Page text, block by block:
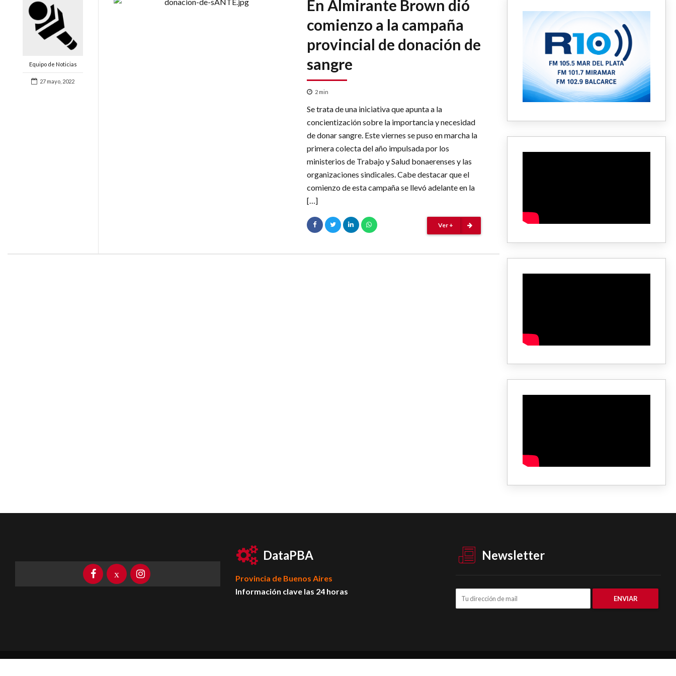
Equipo de Noticias
27 mayo, 2022
En Almirante Brown dió
comienzo a la campaña
provincial de donación de
sangre
2 min
Se trata de una iniciativa que apunta a la
concientización sobre la importancia y necesidad
de donar sangre. Este viernes se puso en marcha la
primera colecta del año impulsada por los
ministerios de Trabajo y Salud bonaerenses y las
organizaciones sindicales. Cabe destacar que el
comienzo de esta campaña se llevó adelante en la
[…]
Ver +
DataPBA
Provincia de Buenos Aires
Información clave las 24 horas
Newsletter